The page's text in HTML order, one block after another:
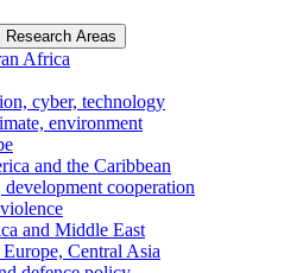
Research Areas
Africa
cyber, technology
environment
and the Caribbean
cooperation
and Middle East
Central Asia